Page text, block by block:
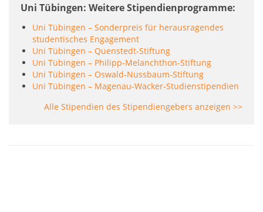
Uni Tübingen: Weitere Stipendienprogramme
Uni Tübingen – Sonderpreis für herausragendes
studentisches Engagement
Uni Tübingen – Quenstedt-Stiftung
Uni Tübingen – Philipp-Melanchthon-Stiftung
Uni Tübingen – Oswald-Nussbaum-Stiftung
Uni Tübingen – Magenau-Wacker-Studienstipendien
Alle Stipendien des Stipendiengebers anzeigen >>